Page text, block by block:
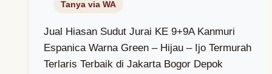
Jual Hiasan Sudut Jurai KE 9+9A Kanmuri
Espanica Warna Green – Hijau – Ijo Termurah
Terlaris Terbaik di Jakarta Bogor Depok